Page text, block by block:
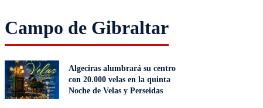
Campo de Gibraltar
Algeciras alumbrará su centro
con 20.000 velas en la quinta
Noche de Velas y Perseidas